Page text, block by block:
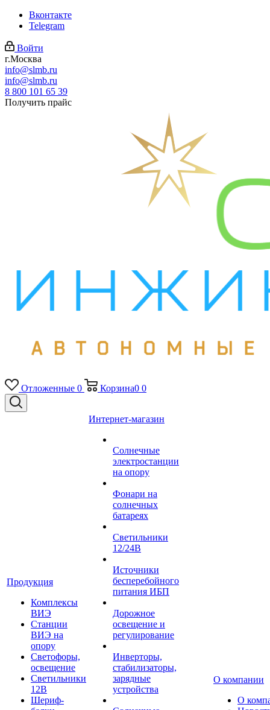
Вконтакте
Telegram
Войти
г.Москва
info@slmb.ru
info@slmb.ru
8 800 101 65 39
Получить прайс
Отложенные 0 Корзина0 0
Продукция
Комплексы
ВИЭ
Станции
ВИЭ на
опору
Светофоры,
освещение
Светильники
12В
Шериф-
Интернет-магазин
Солнечные
электростанции
на опору
Фонари на
солнечных
батареях
Светильники
12/24В
Источники
бесперебойного
питания ИБП
Дорожное
освещение и
регулирование
Инверторы,
стабилизаторы,
зарядные
устройства
О компании
О